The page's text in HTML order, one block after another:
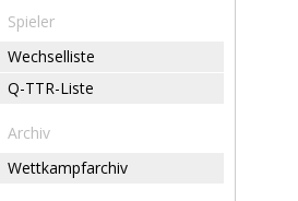
Spieler
Wechselliste
Q-TTR-Liste
Archiv
Wettkampfarchiv